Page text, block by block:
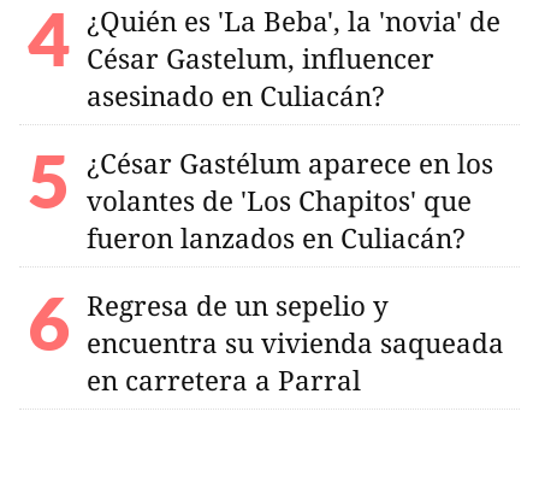
¿Quién es 'La Beba', la 'novia' de
César Gastelum, influencer
asesinado en Culiacán?
¿César Gastélum aparece en los
volantes de 'Los Chapitos' que
fueron lanzados en Culiacán?
Regresa de un sepelio y
encuentra su vivienda saqueada
en carretera a Parral